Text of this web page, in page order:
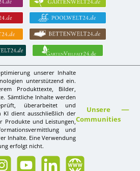
unserer Inhalte
unterstützend ein.
Produkttexte, Bilder,
Sämtliche Inhalte werden
überarbeitet und
KI dient ausschließlich der
Produkte und Leistungen,
und
Inhalte. Eine Verwendung
erfolgt nicht.
Unsere
Communities
YouTube LinkedIn Website